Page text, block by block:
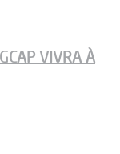
VIVRA À